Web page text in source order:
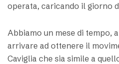
operata, caricando il giorno
Abbiamo un mese di tempo,
arrivare ad ottenere il
Caviglia che sia simile a